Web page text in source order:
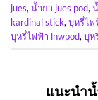
jues, น้ำยา jues pod,
kardinal stick, บุหรี่ไฟ
บุหรี่ไฟฟ้า lnwpod, บุห
แนะนำ